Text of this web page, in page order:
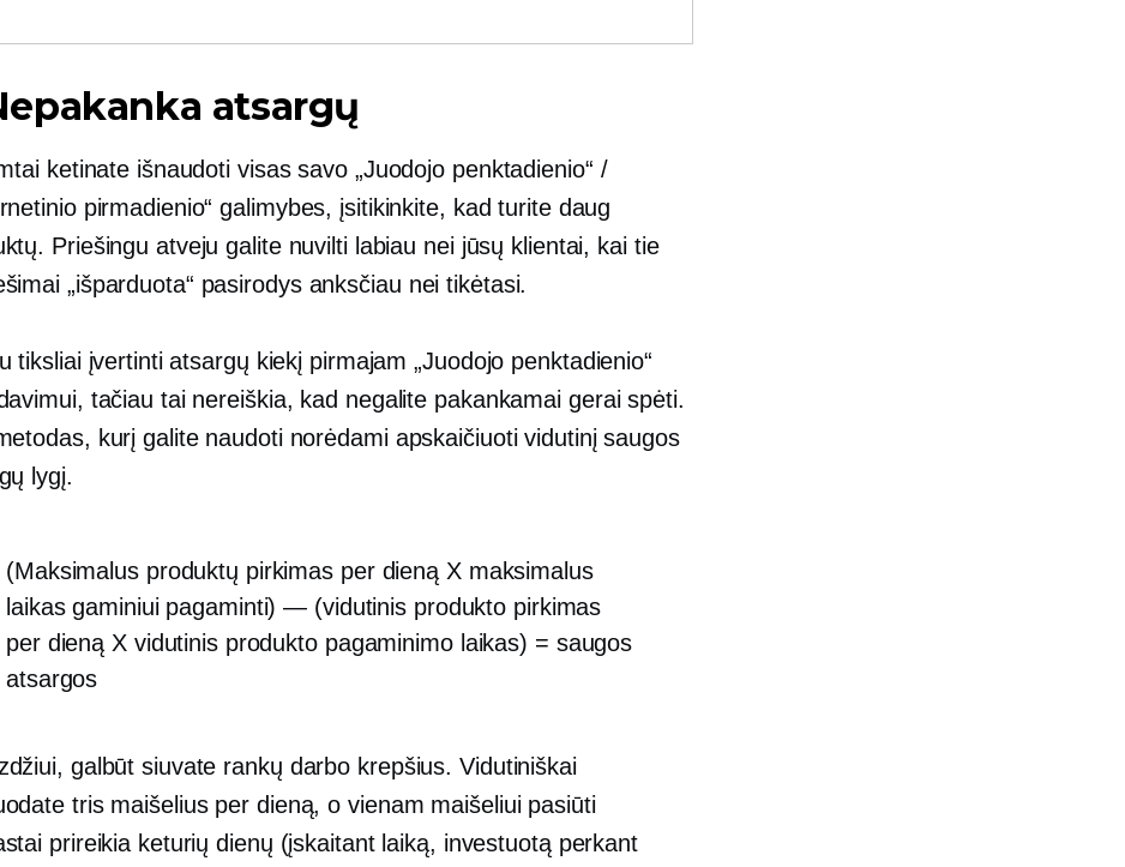
atsargų
ketinate išnaudoti visas savo „Juodojo penktadienio“ /
pirmadienio“ galimybes, įsitikinkite, kad turite daug
Priešingu atveju galite nuvilti labiau nei jūsų klientai, kai tie
„išparduota“ pasirodys anksčiau nei tikėtasi.
tiksliai įvertinti atsargų kiekį pirmajam „Juodojo penktadienio“
tačiau tai nereiškia, kad negalite pakankamai gerai spėti.
kurį galite naudoti norėdami apskaičiuoti vidutinį saugos
lygį.
(Maksimalus produktų pirkimas per dieną X maksimalus
laikas gaminiui pagaminti) — (vidutinis produkto pirkimas
per dieną X vidutinis produkto pagaminimo laikas) = ​​saugos
atsargos
galbūt siuvate rankų darbo krepšius. Vidutiniškai
tris maišelius per dieną, o vienam maišeliui pasiūti
prireikia keturių dienų (įskaitant laiką, investuotą perkant